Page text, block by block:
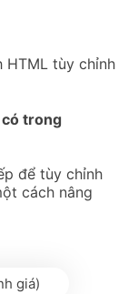
HTML tùy chỉnh
có trong
để tùy chỉnh
cách nâng
giá)